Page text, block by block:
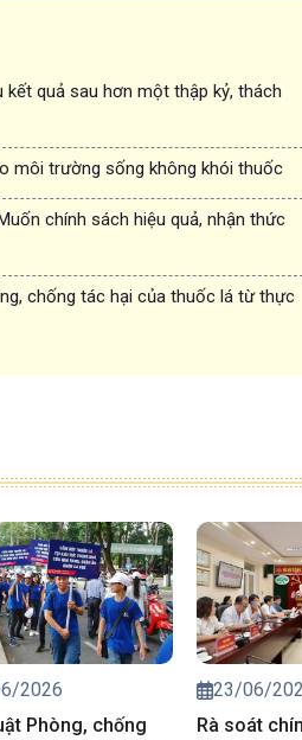
quả sau hơn một thập kỷ, thách
môi trường sống không khói thuốc
chính sách hiệu quả, nhận thức
chống tác hại của thuốc lá từ thực
2026
Phòng, chống
23/06/
Rà soát